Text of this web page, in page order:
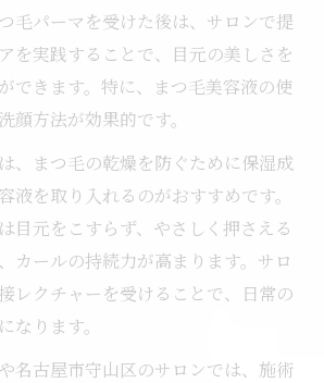
毛パーマを受けた後は、サロンで提
を実践することで、目元の美しさを
できます。特に、まつ毛美容液の使
顔方法が効果的です。
、まつ毛の乾燥を防ぐために保湿成
液を取り入れるのがおすすめです。
目元をこすらず、やさしく押さえる
カールの持続力が高まります。サロ
レクチャーを受けることで、日常の
なります。
名古屋市守山区のサロンでは、施術